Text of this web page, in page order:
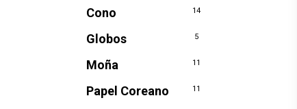
Cono 14
Globos 5
Moña 11
Papel Coreano 11